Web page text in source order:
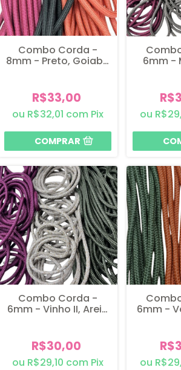
Combo Corda -
8mm - Preto, Goiaba
R$33,00
R$32,01 com Pix
6mm -
Combo Corda -
6mm - Vinho II, Areia
R$30,00
R$29,10 com Pix
6mm -